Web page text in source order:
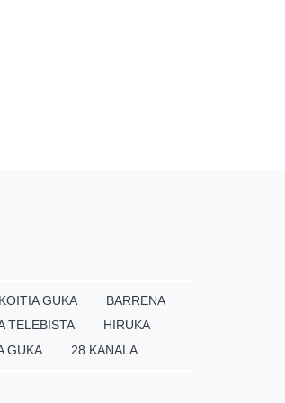
GUKA
BARRENA
TELEBISTA
HIRUKA
GUKA 28 KANALA